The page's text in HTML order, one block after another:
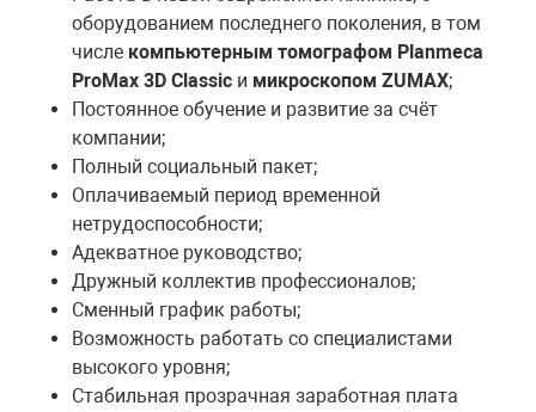
оборудованием последнего поколения, в том
числе компьютерным томографом Planmeca
ProMax 3D Classic и микроскопом ZUMAX;
Постоянное обучение и развитие за счёт
компании;
Полный социальный пакет;
Оплачиваемый период временной
нетрудоспособности;
Адекватное руководство;
Дружный коллектив профессионалов;
Сменный график работы;
Возможность работать со специалистами
высокого уровня;
Стабильная прозрачная заработная плата